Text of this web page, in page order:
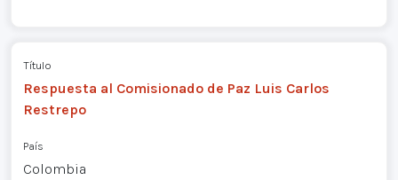
Título
Respuesta al Comisionado de Paz Luis Carlos
Restrepo
País
Colombia